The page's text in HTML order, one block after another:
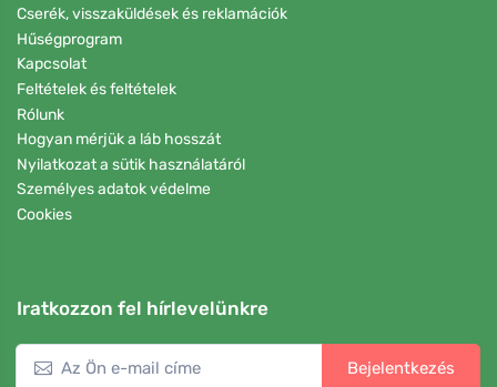
Cserék, visszaküldések és reklamációk
Hűségprogram
Kapcsolat
Feltételek és feltételek
Rólunk
Hogyan mérjük a láb hosszát
Nyilatkozat a sütik használatáról
Személyes adatok védelme
Cookies
Iratkozzon fel hírlevelünkre
Bejelentkezés